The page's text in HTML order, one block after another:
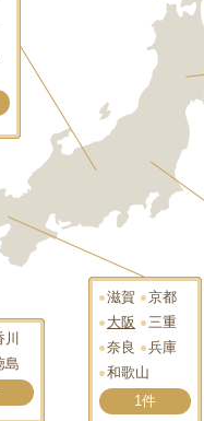
滋賀
京都
大阪
三重
奈良
兵庫
和歌山
1件
川
島